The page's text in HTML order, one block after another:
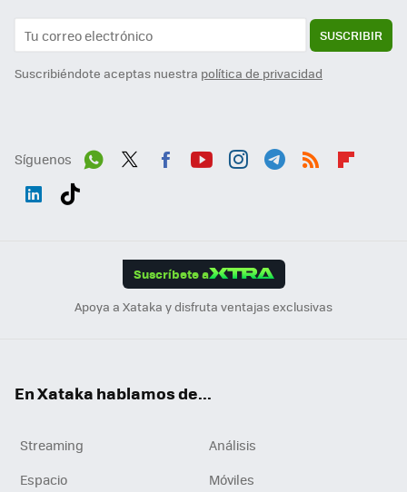
SUSCRIBIR
Suscribiéndote aceptas nuestra política de privacidad
Síguenos
Suscríbete a
Apoya a Xataka y disfruta ventajas exclusivas
En Xataka hablamos de...
Streaming
Análisis
Espacio
Móviles